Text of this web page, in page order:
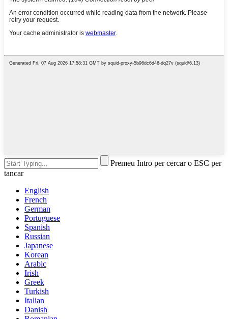
Premeu Intro per cercar o ESC per
tancar
English
French
German
Portuguese
Spanish
Russian
Japanese
Korean
Arabic
Irish
Greek
Turkish
Italian
Danish